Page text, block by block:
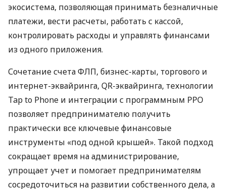
экосистема, позволяющая принимать безналичные
платежи, вести расчеты, работать с кассой,
контролировать расходы и управлять финансами
из одного приложения.
Сочетание счета ФЛП, бизнес-карты, торгового и
интернет-эквайринга, QR-эквайринга, технологии
Tap to Phone и интеграции с программным РРО
позволяет предпринимателю получить
практически все ключевые финансовые
инструменты «под одной крышей». Такой подход
сокращает время на администрирование,
упрощает учет и помогает предпринимателям
сосредоточиться на развитии собственного дела, а